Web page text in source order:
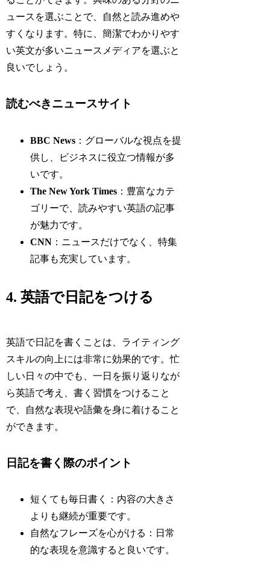
ュースを選ぶことで、自然と読み進めや
すくなります。特に、簡潔でわかりやす
い英文が多いニュースメディアを選ぶと
良いでしょう。
読むべきニュースサイト
BBC News ：グローバルな視点を提
供し、ビジネスに役立つ情報が多
いです。
The New York Times ：豊富なカテ
ゴリーで、読みやすい英語の記事
が魅力です。
CNN ：ニュースだけでなく、特集
記事も充実しています。
4. 英語で日記をつける
英語で日記を書くことは、ライティング
スキルの向上には非常に効果的です。忙
しい日々の中でも、一日を振り返りなが
ら英語で考え、書く習慣をつけること
で、自然な表現や語彙を身に着けること
ができます。
日記を書く際のポイント
短くても毎日書く：内容の大きさ
よりも継続が重要です。
自然なフレーズを心がける：日常
的な表現を意識すると良いです。